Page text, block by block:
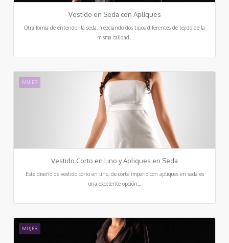
Vestido en Seda con Apliques
Otra forma de entender la seda, mezclando dos tipos diferentes de tejido de la
misma calidad...
MUJER
Vestido Corto en Lino y Apliques en Seda
Este diseño de vestido corto en lino, de corte imperio con apliques en seda es
una excelente opción...
MUJER